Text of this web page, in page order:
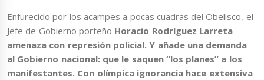
Enfurecido por los acampes a pocas cuadras del Obelisco, el
Jefe de Gobierno porteño Horacio Rodríguez Larreta
amenaza con represión policial. Y añade una demanda
al Gobierno nacional: que le saquen “los planes” a los
manifestantes. Con olímpica ignorancia hace extensiva